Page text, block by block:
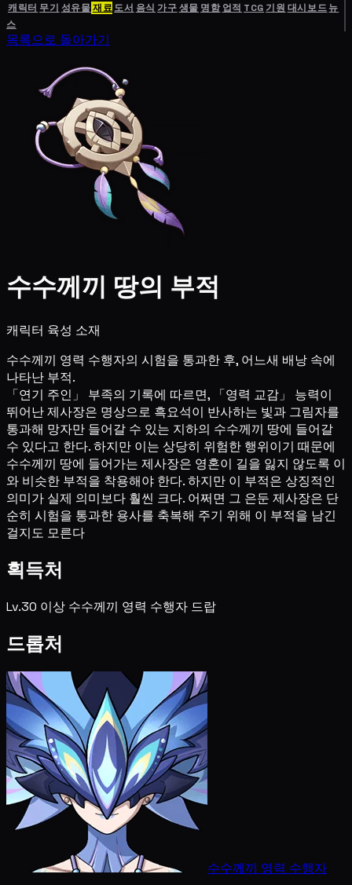
캐릭터 무기 성유물재료도서 음식 가구생물 명함 업적 TCG기원 대시보드뉴
스
목록으로 돌아가기
수수께끼 땅의 부적
캐릭터 육성 소재
수수께끼 영력 수행자의 시험을 통과한 후, 어느새 배낭 속에
나타난 부적.
「연기 주인」 부족의 기록에 따르면, 「영력 교감」 능력이
뛰어난 제사장은 명상으로 흑요석이 반사하는 빛과 그림자를
통과해 망자만 들어갈 수 있는 지하의 수수께끼 땅에 들어갈
수 있다고 한다. 하지만 이는 상당히 위험한 행위이기 때문에
수수께끼 땅에 들어가는 제사장은 영혼이 길을 잃지 않도록 이
와 비슷한 부적을 착용해야 한다. 하지만 이 부적은 상징적인
의미가 실제 의미보다 훨씬 크다. 어쩌면 그 은둔 제사장은 단
순히 시험을 통과한 용사를 축복해 주기 위해 이 부적을 남긴
걸지도 모른다
획득처
Lv.30 이상 수수께끼 영력 수행자 드랍
드롭처
수수께끼 영력 수행자